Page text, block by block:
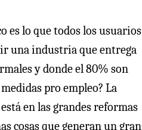
es lo que todos los usuarios
una industria que entrega
y donde el 80% son
pro empleo? La
en las grandes reformas
cosas que generan un gran